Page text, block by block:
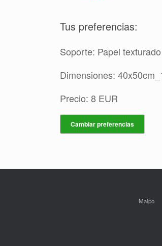
Tus preferencias:
Soporte: Papel texturado
Dimensiones:
Precio: 8 EUR
Cambiar preferencias
Maipo